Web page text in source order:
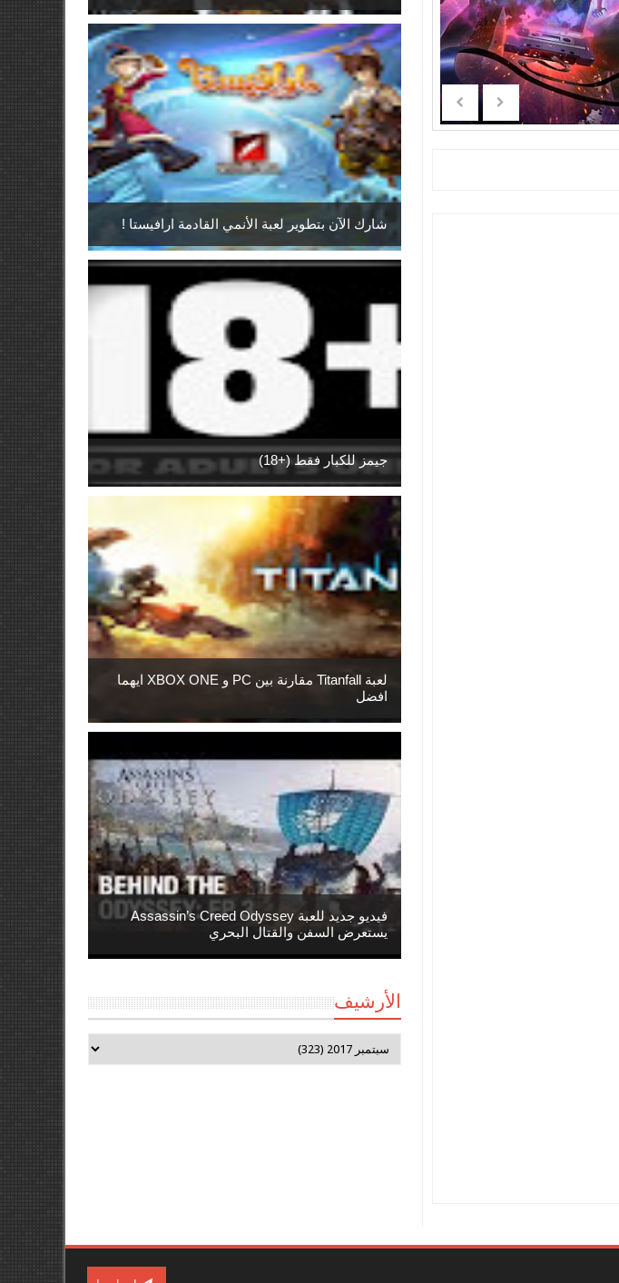
شارك الآن بتطوير لعبة الأنمي القادمة ارافيستا !
جيمز للكبار فقط (+18)
لعبة Titanfall مقارنة بين PC و XBOX ONE ايهما
افضل
فيديو جديد للعبة Assassin’s Creed Odyssey
يستعرض السفن والقتال البحري
الأرشيف